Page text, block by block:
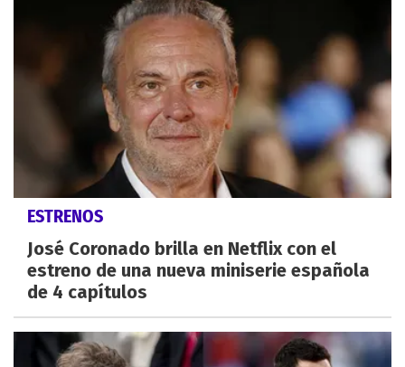
ESTRENOS
José Coronado brilla en Netflix con el
estreno de una nueva miniserie española
de 4 capítulos